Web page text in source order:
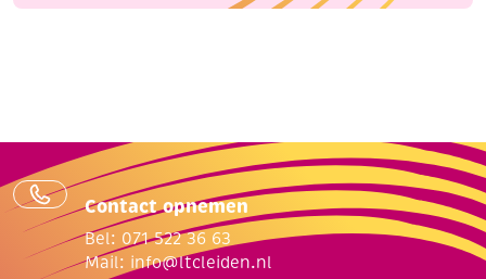
Contact opnemen
Bel: 071 522 36 63
Mail: info@ltcleiden.nl